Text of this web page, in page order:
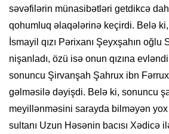
səvəfilərin münasibətləri getdikcə
qohumluq əlaqələrinə keçirdi. Belə
İsmayil qızı Pərixanı Şeyxşahın oğlu
nişanladı, özü isə onun qızına
sonuncu Şirvanşah Şahrux ibn
gəlməsilə dəyişdi. Belə ki, sonuncu
meyillənməsini sarayda bilməyən
sultanı Uzun Həsənin bacısı Xədicə